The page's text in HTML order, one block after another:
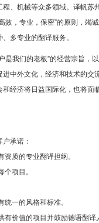
、机械等众多领域。译帆
效，专业，保密”的原则，
多专业的翻译服务。
我们的老板”的经营宗旨，
中外文化，经济和技术的
经济将日益国际化，也将面
承诺：
质的专业翻译担纲。
项目。
一的风格和标准。
价值的项目并鼓励德语翻译